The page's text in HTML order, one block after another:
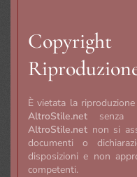
È vietata la
AltroStile.net senza
AltroStile.net non si
documenti o
disposizioni e non
competenti.